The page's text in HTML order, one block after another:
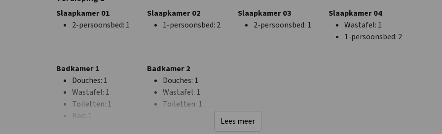
Tafelvoetbal
Fitnessruimte
Treinstation: < 25 km
Golfbaan: < 10 km
Keuken
Vloer keuken
Kook pitten : 4
Koelkast
Soort fornuis
Slaapkamer
Bedden: 18
Slaapkamers
Slaapkamer 01
2-persoonsbed: 1
Slaapkamer 02
1-persoonsbed: 2
Slaapkamer 03
2-persoonsbed: 1
Slaapkamer 04
Wastafel: 1
1-persoonsbed: 2
Badkamer 1
Douches: 1
Wastafel: 1
Toiletten: 1
Bad: 1
Badkamer 2
Douches: 1
Wastafel: 1
Toiletten: 1
Lees meer